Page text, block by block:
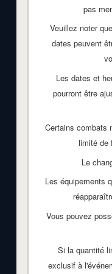
pas
Veuillez noter
dates peuvent
Les dates et
pourront être
Certains combats
limité de
Le
Les équipements
Vous pouvez
Si la quantité
exclusif à